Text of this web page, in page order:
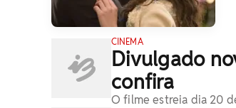
CINEMA
Divulgado
confira
O filme estreia dia 20